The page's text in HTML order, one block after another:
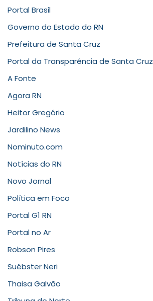
Portal Brasil
Governo do Estado do RN
Prefeitura de Santa Cruz
Portal da Transparência de Santa Cruz
A Fonte
Agora RN
Heitor Gregório
Jardilino News
Nominuto.com
Notícias do RN
Novo Jornal
Política em Foco
Portal G1 RN
Portal no Ar
Robson Pires
Suébster Neri
Thaisa Galvão